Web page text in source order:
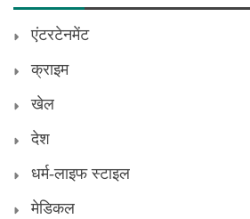
एंटरटेनमेंट
क्राइम
खेल
देश
धर्म-लाइफ स्टाइल
मेडिकल